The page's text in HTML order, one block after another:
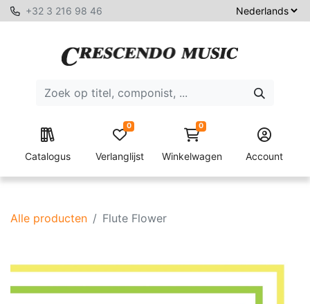
+32 3 216 98 46
Catalogus Verlanglijst
0 0
Winkelwagen Account
Alle producten Flute Flower